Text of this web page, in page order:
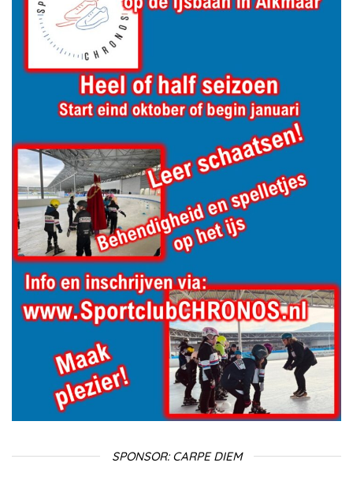
SPONSOR: CARPE DIEM